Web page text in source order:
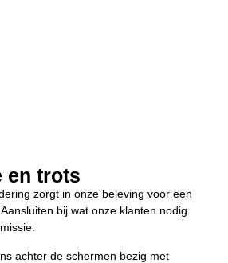
en trots
zorgt in onze beleving voor een
bij wat onze klanten nodig
achter de schermen bezig met